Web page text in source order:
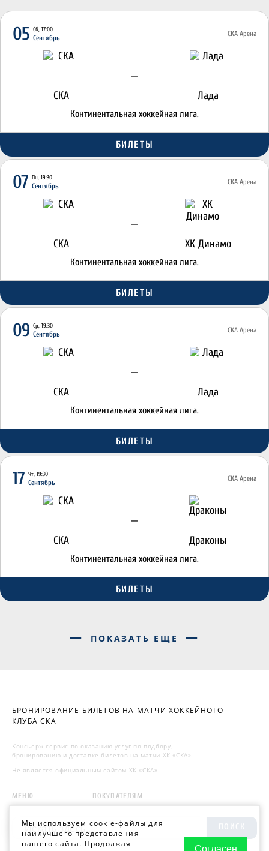
Мы используем cookie-файлы для
наилучшего представления
нашего сайта. Продолжая
Согласен
05 Сб, 17:00
Сентябрь СКА Арена
СКА
—
Лада
Континентальная хоккейная лига.
БИЛЕТЫ
07 Пн, 19:30
Сентябрь СКА Арена
СКА
—
ХК Динамо
Континентальная хоккейная лига.
БИЛЕТЫ
09 Ср, 19:30
Сентябрь СКА Арена
СКА
—
Лада
Континентальная хоккейная лига.
БИЛЕТЫ
17 Чт, 19:30
Сентябрь СКА Арена
СКА
—
Драконы
Континентальная хоккейная лига.
БИЛЕТЫ
ПОКАЗАТЬ ЕЩЕ
БРОНИРОВАНИЕ БИЛЕТОВ НА МАТЧИ ХОККЕЙНОГО
КЛУБА СКА
Консьерж-сервис по оказанию услуг по подбору,
бронированию и доставке билетов на матчи ХК «СКА».
Не является официальным сайтом ХК «СКА»
МЕНЮ ПОКУПАТЕЛЯМ
ПОИСК